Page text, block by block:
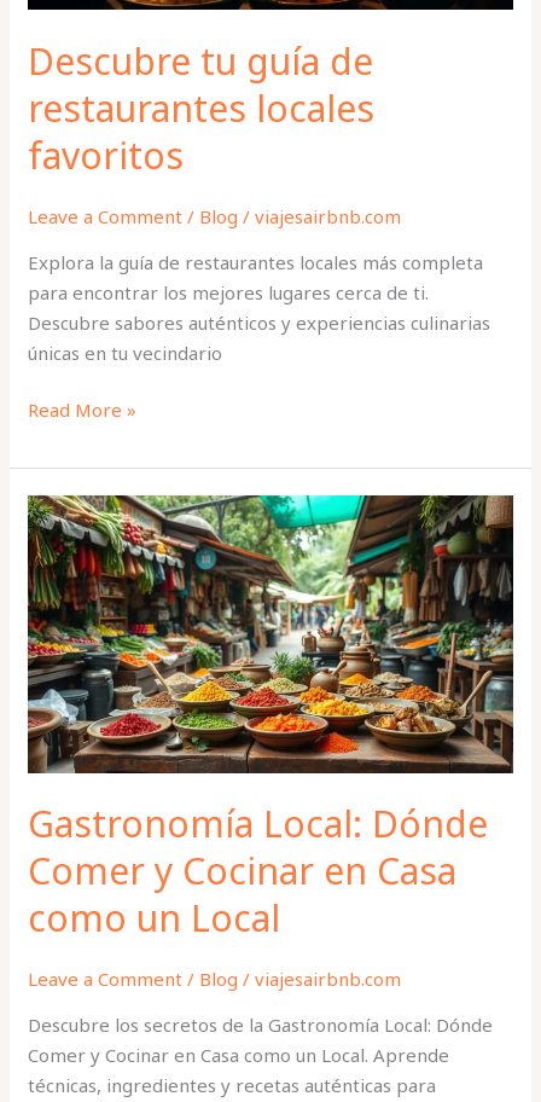
Descubre tu guía de
restaurantes locales
favoritos
Leave a Comment / Blog /viajesairbnb.com
Explora la guía de restaurantes locales más completa
para encontrar los mejores lugares cerca de ti.
Descubre sabores auténticos y experiencias culinarias
únicas en tu vecindario
Read More »
Gastronomía Local: Dónde
Comer y Cocinar en Casa
como un Local
Leave a Comment / Blog /viajesairbnb.com
Descubre los secretos de la Gastronomía Local: Dónde
Comer y Cocinar en Casa como un Local. Aprende
técnicas, ingredientes y recetas auténticas para
Gastronomía
Local:
Dónde
Comer
y
Cocinar
en
Casa
como
un
Local